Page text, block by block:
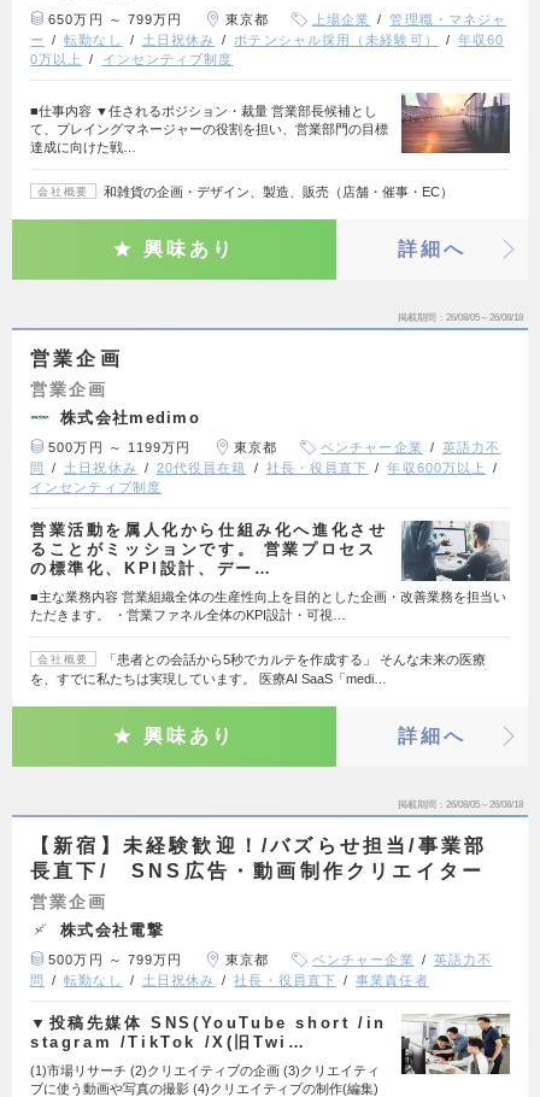
650万円 ～ 799万円 東京都 上場企業
管理職・マネジャ
ー
転勤なし 土日祝休み ポテンシャル採用（未経験可）
年収60
0万以上
インセンティブ制度
■仕事内容 ▼任されるポジション・裁量 営業部長候補とし
て、プレイングマネージャーの役割を担い、営業部門の目標
達成に向けた戦…
会社概要 和雑貨の企画・デザイン、製造、販売（店舗・催事・EC）
興味あり 詳細へ
掲載期間 26/08/05～26/08/18
営業企画
営業企画
株式会社medimo
500万円 ～ 1199万円 東京都 ベンチャー企業
英語力不
問
土日祝休み 20代役員在籍 社長・役員直下
年収600万以上
インセンティブ制度
営業活動を属人化から仕組み化へ進化させ
ることがミッションです。 営業プロセス
の標準化、KPI設計、デー…
■主な業務内容 営業組織全体の生産性向上を目的とした企画・改善業務を担当い
ただきます。 ・営業ファネル全体のKPI設計・可視…
会社概要
「患者との会話から5秒でカルテを作成する」 そんな未来の医療
を、すでに私たちは実現しています。 医療AI SaaS「medi…
興味あり 詳細へ
掲載期間 26/08/05～26/08/18
【新宿】未経験歓迎！/バズらせ担当/事業部
長直下/ SNS広告・動画制作クリエイター
営業企画
株式会社電撃
500万円 ～ 799万円 東京都 ベンチャー企業
英語力不
問
転勤なし 土日祝休み 社長・役員直下 事業責任者
▼投稿先媒体 SNS(YouTube short /in
stagram /TikTok /X(旧Twi…
(1)市場リサーチ (2)クリエイティブの企画 (3)クリエイティ
ブに使う動画や写真の撮影 (4)クリエイティブの制作(編集)